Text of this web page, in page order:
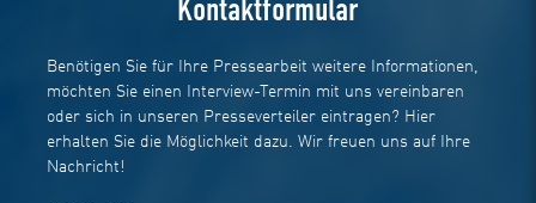
Kontaktformular
Benötigen Sie für Ihre Pressearbeit weitere Informationen,
möchten Sie einen Interview-Termin mit uns vereinbaren
oder sich in unseren Presseverteiler eintragen? Hier
erhalten Sie die Möglichkeit dazu. Wir freuen uns auf Ihre
Nachricht!